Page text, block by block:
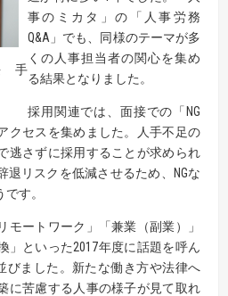
手
事のミカタ」の「人事労務
Q&A」でも、同様のテーマが多
くの人事担当者の関心を集め
る結果となりました。
採用関連では、面接での「NG
クセスを集めました。人手不足の
逃さずに採用することが求められ
退リスクを低減させるため、NGな
す。
モートワーク」「兼業（副業）」
」といった2017年度に話題を呼ん
びました。新たな働き方や法律へ
に苦慮する人事の様子が見て取れ